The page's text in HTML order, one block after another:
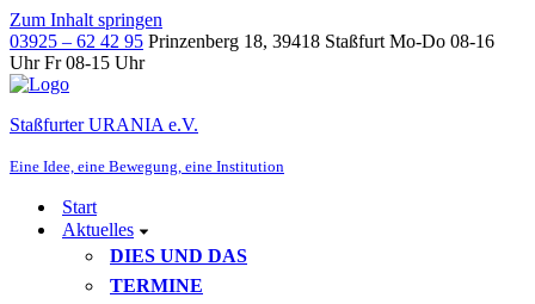
Zum Inhalt springen
03925 – 62 42 95 Prinzenberg 18, 39418 Staßfurt Mo-Do 08-16
Uhr Fr 08-15 Uhr
Staßfurter URANIA e.V.
Eine Idee, eine Bewegung, eine Institution
Start
Aktuelles
DIES UND DAS
TERMINE